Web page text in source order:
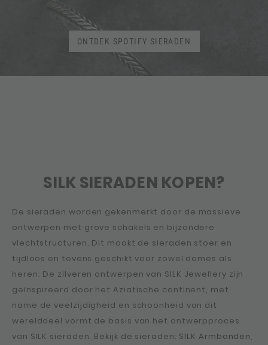
ONTDEK SPOTIFY SIERADEN
SILK SIERADEN KOPEN?
De sieraden worden gekenmerkt door de massieve
ontwerpen met grove schakels en bijzondere
vlechtstructuren. Dit maakt de sieraden stoer en
tijdloos en tevens geschikt voor zowel dames als
heren. De zilveren ontwerpen van SILK Jewellery zijn
geïnspireerd door het Aziatische continent, met
name de veelzijdigheid en schoonheid van dit
werelddeel vormt de basis van het ontwerpproces
van SILK sieraden. Bekijk de sieraden: SILK Armbanden